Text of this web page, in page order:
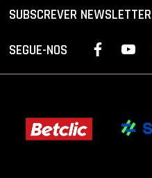
SUBSCREVER NEWSLETTER
SEGUE-NOS